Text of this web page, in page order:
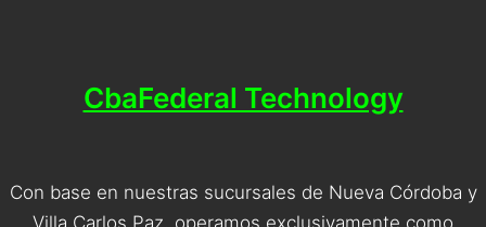
CbaFederal Technology
Con base en nuestras sucursales de Nueva Córdoba y
Villa Carlos Paz, operamos exclusivamente como